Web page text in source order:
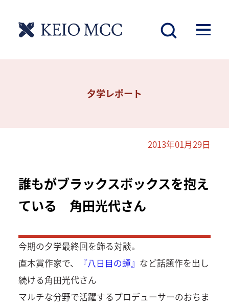
夕学レポート
2013年01月29日
誰もがブラックスボックスを抱え
ている 角田光代さん
今期の夕学最終回を飾る対談。
直木賞作家で、
『八日目の蟬』 など話題作を出し
続ける角田光代さん
マルチな分野で活躍するプロデューサーのおちま